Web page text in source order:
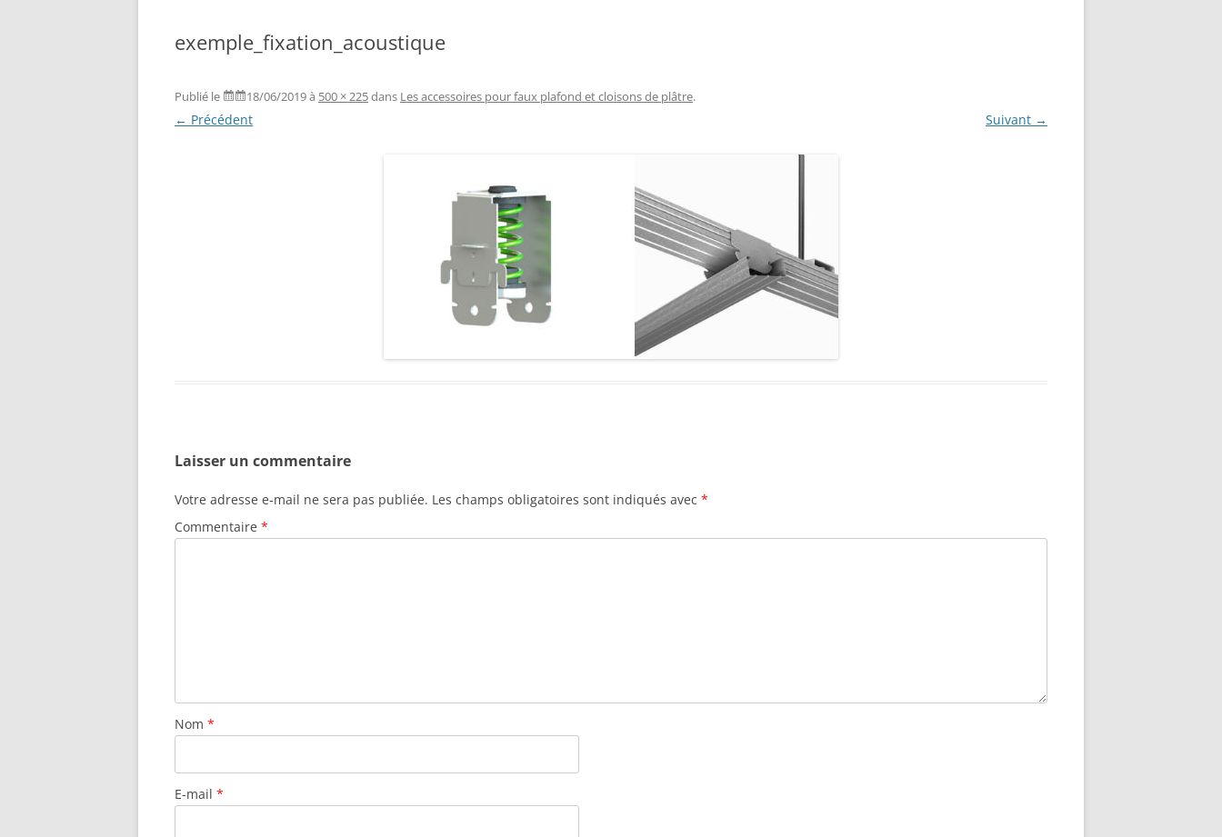
exemple_fixation_acoustique
Publié le 18/06/2019à 500 × 225dans Les accessoires pour faux plafond et cloisons de plâtre.
← Précédent Suivant →
Laisser un commentaire
Votre adresse e-mail ne sera pas publiée. Les champs obligatoires sont indiqués avec *
Commentaire *
Nom *
E-mail *